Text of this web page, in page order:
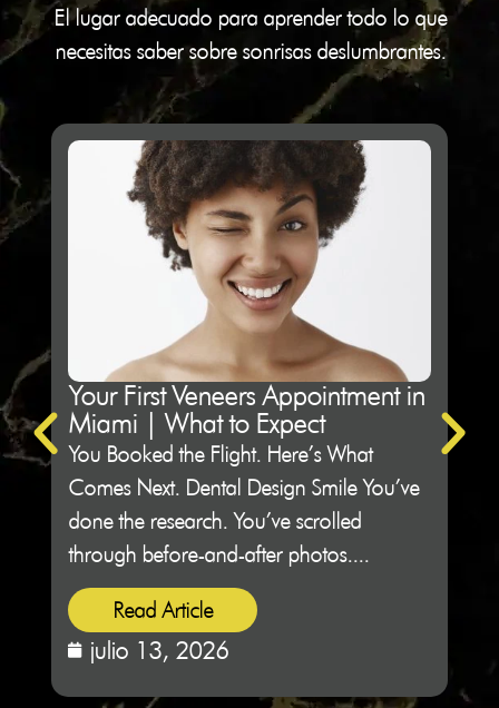
El lugar adecuado para aprender todo lo que
necesitas saber sobre sonrisas deslumbrantes.
Your First Veneers Appointment in
Miami | What to Expect
You Booked the Flight. Here’s What
Comes Next. Dental Design Smile You’ve
done the research. You’ve scrolled
through before-and-after photos....
Read Article
julio 13, 2026